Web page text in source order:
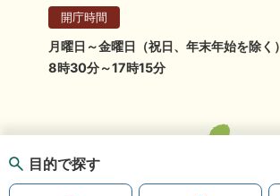
目的で探す
開庁時間
月曜日～金曜日（祝日、年末年始を除く）
8時30分～17時15分